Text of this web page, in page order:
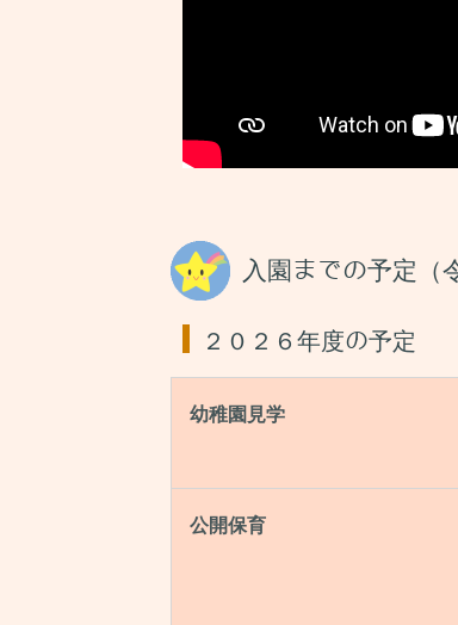
入園までの予定（
２０２６年度の予定
幼稚園見学
公開保育